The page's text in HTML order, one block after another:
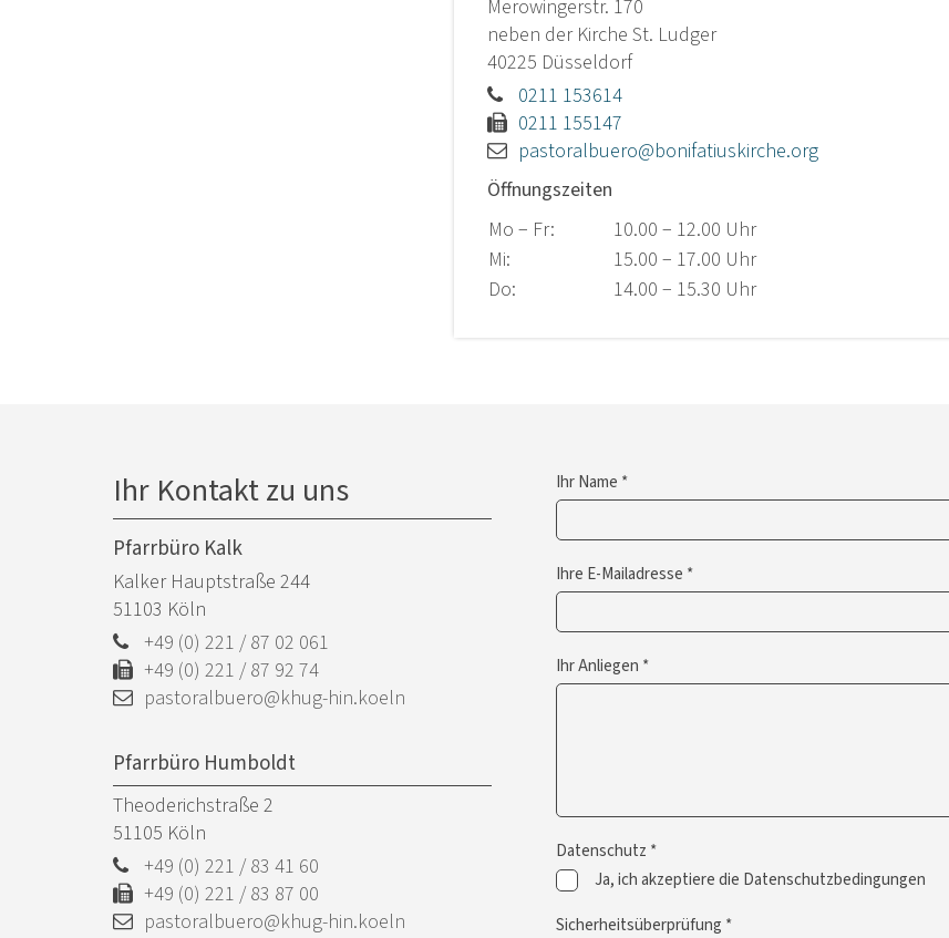
Merowingerstr. 170
neben der Kirche St. Ludger
40225 Düsseldorf
0211 153614
0211 155147
pastoralbuero@bonifatiuskirche.org
Öffnungszeiten
Mo − Fr:
10.00 − 12.00 Uhr
Mi:
15.00 − 17.00 Uhr
Do:
14.00 − 15.30 Uhr
Ihr Name *
Ihre E-Mailadresse *
Ihr Anliegen *
Datenschutz *
Ja, ich akzeptiere die Datenschutzbedingungen
Sicherheitsüberprüfung *
Ihr Kontakt zu uns
Pfarrbüro Kalk
Kalker Hauptstraße 244
51103 Köln
+49 (0) 221 / 87 02 061
+49 (0) 221 / 87 92 74
pastoralbuero@khug-hin.koeln
Pfarrbüro Humboldt
Theoderichstraße 2
51105 Köln
+49 (0) 221 / 83 41 60
+49 (0) 221 / 83 87 00
pastoralbuero@khug-hin.koeln